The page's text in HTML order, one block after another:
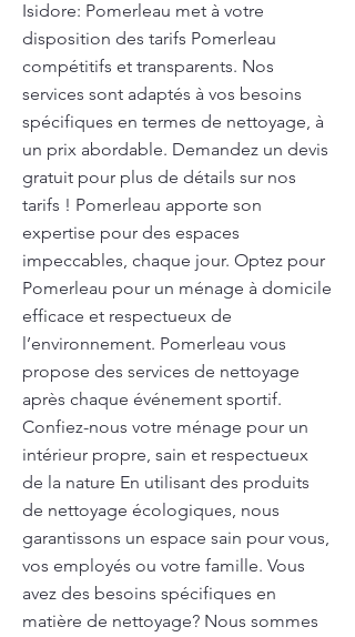
Isidore: Pomerleau met à votre
disposition des tarifs Pomerleau
compétitifs et transparents. Nos
services sont adaptés à vos besoins
spécifiques en termes de nettoyage, à
un prix abordable. Demandez un devis
gratuit pour plus de détails sur nos
tarifs ! Pomerleau apporte son
expertise pour des espaces
impeccables, chaque jour. Optez pour
Pomerleau pour un ménage à domicile
efficace et respectueux de
l’environnement. Pomerleau vous
propose des services de nettoyage
après chaque événement sportif.
Confiez-nous votre ménage pour un
intérieur propre, sain et respectueux
de la nature En utilisant des produits
de nettoyage écologiques, nous
garantissons un espace sain pour vous,
vos employés ou votre famille. Vous
avez des besoins spécifiques en
matière de nettoyage? Nous sommes